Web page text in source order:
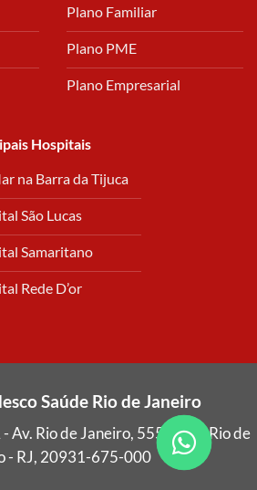
Plano Familiar
Plano PME
Plano Empresarial
Hospitais
na Barra da Tijuca
São Lucas
Samaritano
Rede D’or
Saúde Rio de Janeiro
Av. Rio de Janeiro, 555 - CajuRio de
- RJ, 20931-675-000